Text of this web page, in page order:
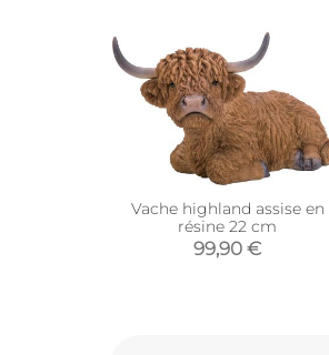
Vache highland assise en
résine 22 cm
99,90 €